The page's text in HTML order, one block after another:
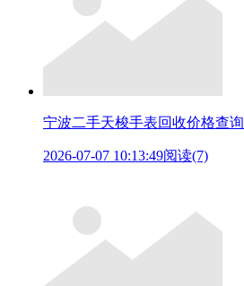
宁波二手天梭手表回收价格查询
2026-07-07 10:13:49阅读(7)